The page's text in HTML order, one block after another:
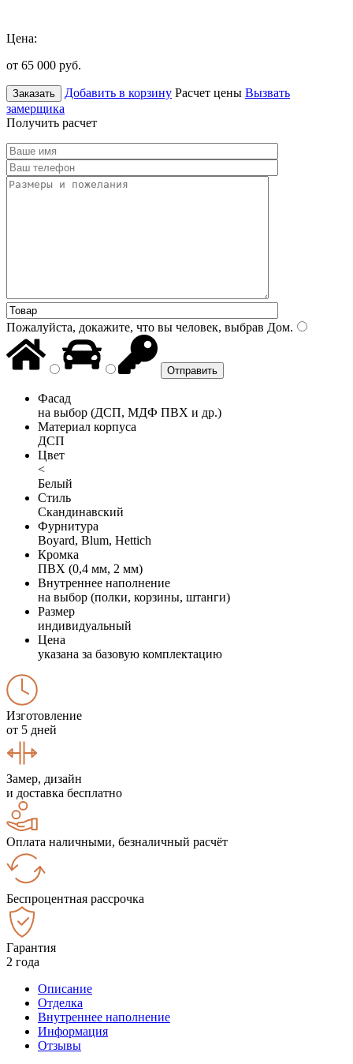
Цена:
от 65 000 руб.
Заказать Добавить в корзину Расчет цены Вызвать
замерщика
Получить расчет
Пожалуйста, докажите, что вы человек, выбрав Дом.
Фасад
на выбор (ДСП, МДФ ПВХ и др.)
Материал корпуса
ДСП
Цвет
<
Белый
Стиль
Скандинавский
Фурнитура
Boyard, Blum, Hettich
Кромка
ПВХ (0,4 мм, 2 мм)
Внутреннее наполнение
на выбор (полки, корзины, штанги)
Размер
индивидуальный
Цена
указана за базовую комплектацию
Изготовление
от 5 дней
Замер, дизайн
и доставка бесплатно
Оплата наличными, безналичный расчёт
Беспроцентная рассрочка
Гарантия
2 года
Описание
Отделка
Внутреннее наполнение
Информация
Отзывы